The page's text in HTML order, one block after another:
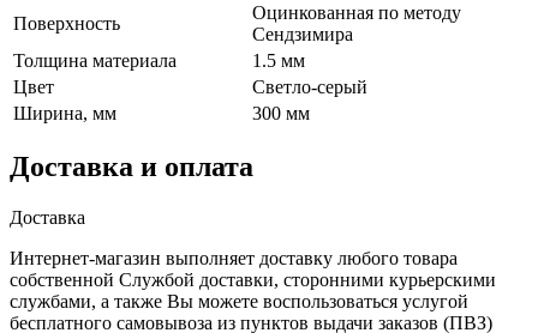
Поверхность
Оцинкованная по методу
Сендзимира
Толщина материала
1.5 мм
Цвет
Светло-серый
Ширина, мм
300 мм
Доставка и оплата
Доставка
Интернет-магазин выполняет доставку любого товара
собственной Службой доставки, сторонними курьерскими
службами, а также Вы можете воспользоваться услугой
бесплатного самовывоза из пунктов выдачи заказов (ПВЗ)